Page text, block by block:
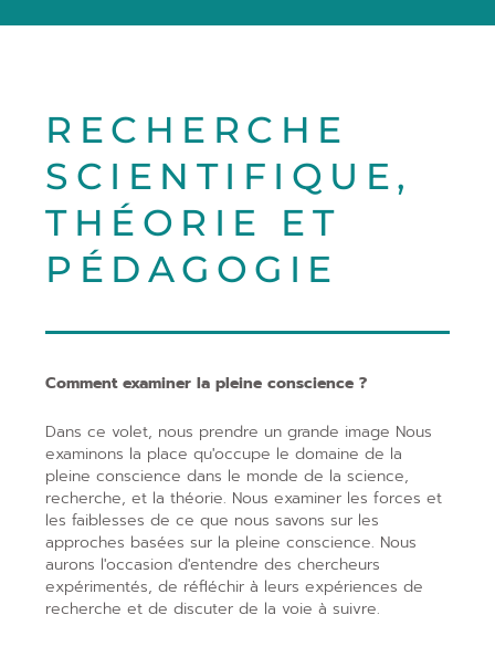
RECHERCHE
SCIENTIFIQUE,
THÉORIE ET
PÉDAGOGIE
Comment examiner la pleine conscience ?
Dans ce volet, nous prendre ungrande image Nous
examinons la place qu'occupe le domaine de la
pleine conscience dans le monde de la science,
recherche, et la théorie. Nous examiner les forces et
les faiblesses de ce que nous savons sur les
approches basées sur la pleine conscience. Nous
aurons l'occasion d'entendre des chercheurs
expérimentés, de réfléchir à leurs expériences de
recherche et de discuter de la voie à suivre.